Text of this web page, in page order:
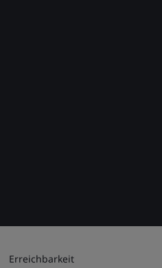
Erreichbarkeit